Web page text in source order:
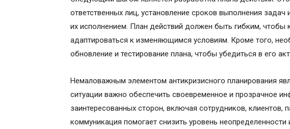
ответственных лиц, установление сроков выполнения
их исполнением. План действий должен быть гибким, чтобы
адаптироваться к изменяющимся условиям. Кроме того,
обновление и тестирование плана, чтобы убедиться в его
Немаловажным элементом антикризисного планирования
ситуации важно обеспечить своевременное и прозрачное
заинтересованных сторон, включая сотрудников, клиентов,
коммуникация помогает снизить уровень